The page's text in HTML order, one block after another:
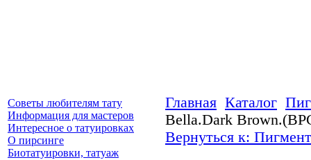
Советы любителям тату
Информация для мастеров
Интересное о татуировках
О пирсинге
Биотатуировки, татуаж
Главная Каталог
Bella.Dark
Вернуться к: